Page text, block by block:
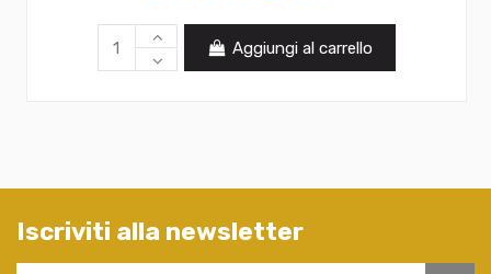
Aggiungi al carrello
Iscriviti alla newsletter